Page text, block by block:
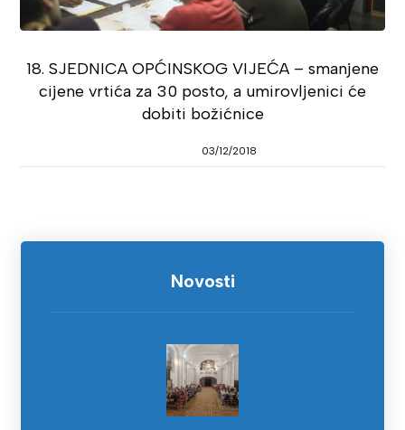
18. SJEDNICA OPĆINSKOG VIJEĆA – smanjene
cijene vrtića za 30 posto, a umirovljenici će
dobiti božićnice
03/12/2018
Novosti